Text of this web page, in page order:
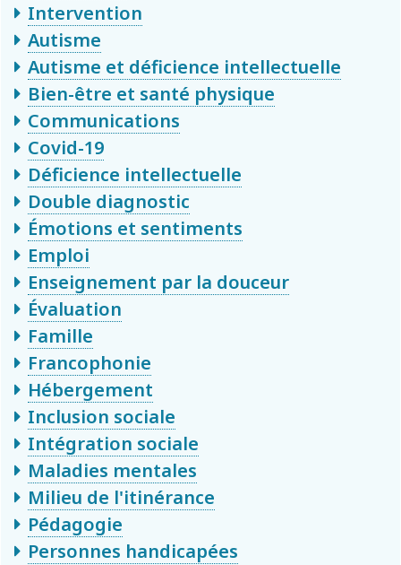
Intervention
Autisme
Autisme et déficience intellectuelle
Bien-être et santé physique
Communications
Covid-19
Déficience intellectuelle
Double diagnostic
Émotions et sentiments
Emploi
Enseignement par la douceur
Évaluation
Famille
Francophonie
Hébergement
Inclusion sociale
Intégration sociale
Maladies mentales
Milieu de l'itinérance
Pédagogie
Personnes handicapées